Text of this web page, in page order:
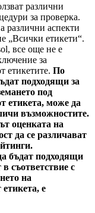
различни
за проверка.
различни аспекти
„Всички етикети“.
все още не е
за
етикетите. По
подходящи за
под
етикета, може да
възможностите.
оценката на
да се различават
бъдат подходящи
съответствие с
на
е